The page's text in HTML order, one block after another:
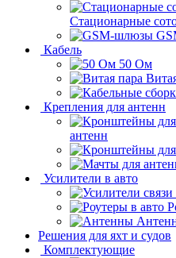
Стационарные
Кабель
50 Ом
Крепления для антенн
антенн
Усилители в авто
Решения для яхт и судов
Комплектующие